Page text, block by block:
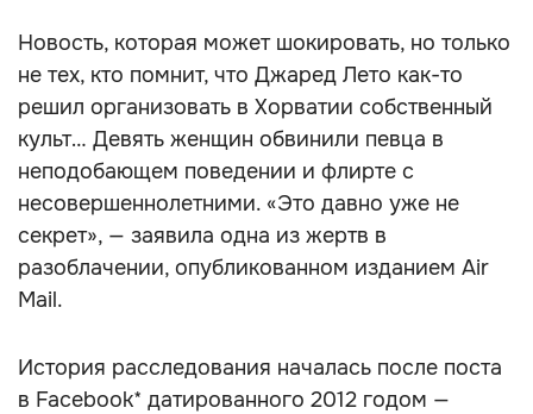
Новость, которая может шокировать, но только
не тех, кто помнит, что Джаред Лето как-то
решил организовать в Хорватии собственный
культ… Девять женщин обвинили певца в
неподобающем поведении и флирте с
несовершеннолетними. «Это давно уже не
секрет», — заявила одна из жертв в
разоблачении, опубликованном изданием Air
Mail.
История расследования началась после поста
в Facebook* датированного 2012 годом —